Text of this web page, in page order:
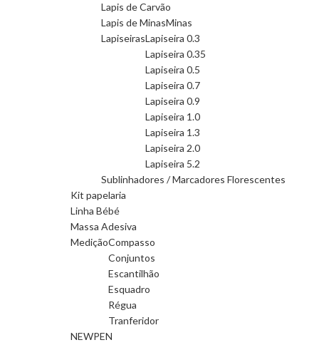
Lapis de Carvão
Lapis de MinasMinas
LapiseirasLapiseira 0.3
Lapiseira 0.35
Lapiseira 0.5
Lapiseira 0.7
Lapiseira 0.9
Lapiseira 1.0
Lapiseira 1.3
Lapiseira 2.0
Lapiseira 5.2
Sublinhadores / Marcadores Florescentes
Kit papelaria
Linha Bébé
Massa Adesiva
MediçãoCompasso
Conjuntos
Escantilhão
Esquadro
Régua
Tranferidor
NEWPEN